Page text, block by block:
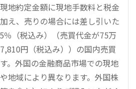
地約定金額に現地手数料と税金
え、売りの場合には差し引いた
％（税込み）（売買代金が75万
円（税込み））の国内売買
。外国の金融商品市場での現地
地域により異なります。外国株